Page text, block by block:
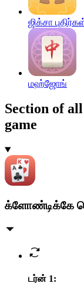
ஜிக்சா
மஹ்ஜோங்
Section of
game
க்ளோண்டிக்கே
டர்ன் 1: